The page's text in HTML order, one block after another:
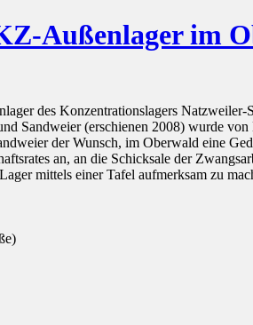
Außenlager im
des Konzentrationslagers
Sandweier (erschienen 2008) wurde
der Wunsch, im Oberwald eine
an, an die Schicksale der
mittels einer Tafel aufmerksam zu